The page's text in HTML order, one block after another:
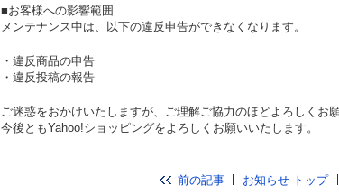
■お客様への影響範囲
メンテナンス中は、以下の違反申告ができなくなります。
・違反商品の申告
・違反投稿の報告
ご迷惑をおかけいたしますが、ご理解ご協力のほどよろしくお
今後ともYahoo!ショッピングをよろしくお願いいたします。
前の記事 お知らせ トップ